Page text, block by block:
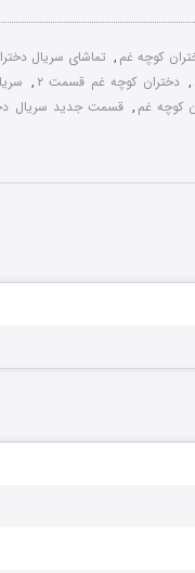
کوچه غم , تماشای سریال
, دختران کوچه غم قسمت ۲ ,
, قسمت جدید سریال